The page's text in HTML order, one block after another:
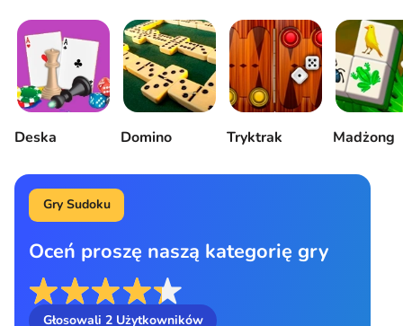
Deska Domino Tryktrak Madżong
Gry Sudoku
Oceń proszę naszą kategorię gry
Głosowali 2Użytkowników